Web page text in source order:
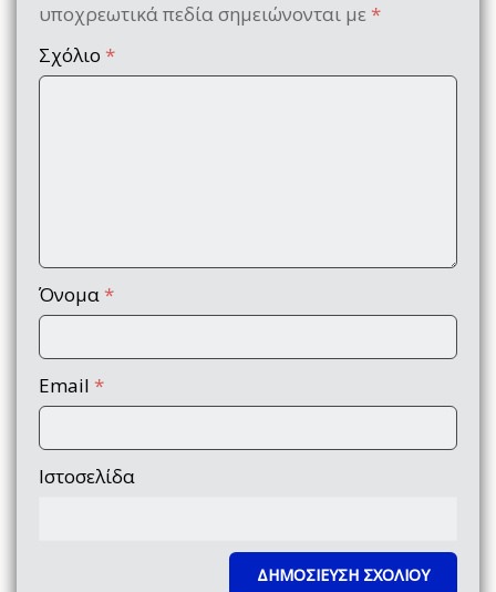
υποχρεωτικά πεδία σημειώνονται με *
Σχόλιο *
Όνομα *
Email *
Ιστοσελίδα